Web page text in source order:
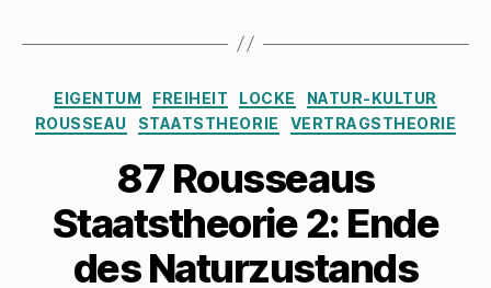
Kategorien
EIGENTUM FREIHEIT LOCKE
NATUR-KULTUR
ROUSSEAU
STAATSTHEORIE VERTRAGSTHEORIE
87 Rousseaus
Staatstheorie 2: Ende
des Naturzustands